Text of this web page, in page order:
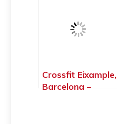
Crossfit Eixample,
Barcelona –